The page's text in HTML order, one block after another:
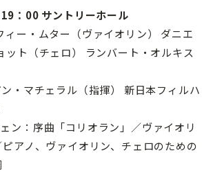
：00 サントリーホール
ィー・ムター（ヴァイオリン） ダニエ
ット（チェロ） ランバート・オルキス
マチェラル（指揮） 新日本フィルハ
ン：序曲「コリオラン」／ヴァイオリ
アノ、ヴァイオリン、チェロのための